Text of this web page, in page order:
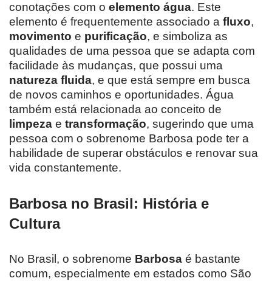
conotações com o elemento água. Este
elemento é frequentemente associado a fluxo,
movimento e purificação, e simboliza as
qualidades de uma pessoa que se adapta com
facilidade às mudanças, que possui uma
natureza fluida, e que está sempre em busca
de novos caminhos e oportunidades. Água
também está relacionada ao conceito de
limpeza e transformação, sugerindo que uma
pessoa com o sobrenome Barbosa pode ter a
habilidade de superar obstáculos e renovar sua
vida constantemente.
Barbosa no Brasil: História e
Cultura
No Brasil, o sobrenome Barbosa é bastante
comum, especialmente em estados como São